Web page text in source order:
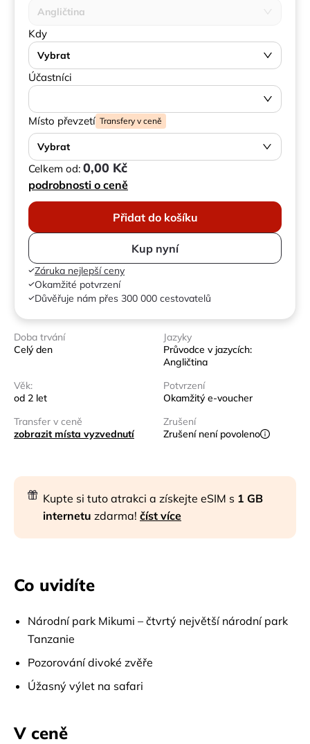
Angličtina
Kdy
Vybrat
Účastníci
Místo převzetí Transfery v ceně
Vybrat
Celkem od: 0,00 Kč
podrobnosti o ceně
Přidat do košíku
Kup nyní
Záruka nejlepší ceny
Okamžité potvrzení
Důvěřuje nám přes 300 000 cestovatelů
Doba trvání
Celý den
Jazyky
Průvodce v jazycích:
Angličtina
Věk:
od 2 let
Potvrzení
Okamžitý e-voucher
Transfer v ceně
zobrazit místa vyzvednutí
Zrušení
Zrušení není povoleno
Kupte si tuto atrakci a získejte eSIM s 1 GB
internetu zdarma! číst více
Co uvidíte
Národní park Mikumi – čtvrtý největší národní park
Tanzanie
Pozorování divoké zvěře
Úžasný výlet na safari
V ceně